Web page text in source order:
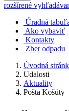
rozšírené
Úradná
Ako vybaviť
Kontakty
Zber odpadu
Úvodná
Udalosti
Aktuality
Pošta Košúty